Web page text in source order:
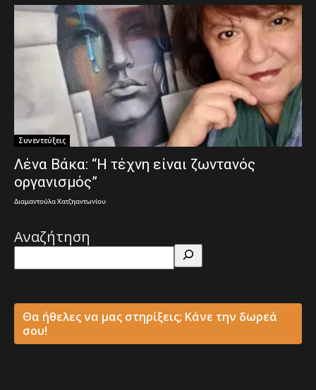
Συνεντεύξεις
Λένα Βάκα: “Η τέχνη είναι ζωντανός
οργανισμός”
Διαμαντούλα Χατζηαντωνίου
Αναζήτηση
Θα ήθελες να μας στηρίξεις; Κάνε την δωρεά
σου!